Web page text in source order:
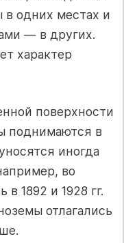
в одних местах и
— в других.
характер
поверхности
поднимаются в
иногда
во
1892 и 1928 гг.
отлагались